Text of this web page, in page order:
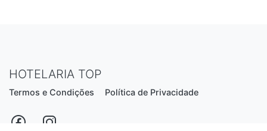
HOTELARIA TOP
Termos e Condições Política de Privacidade